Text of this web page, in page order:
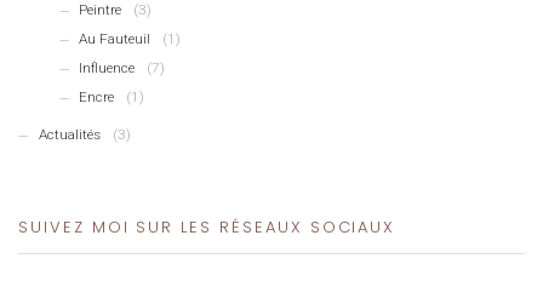
Peintre
(3)
Au Fauteuil
(1)
Influence
(7)
Encre
(1)
Actualités (3)
SUIVEZ MOI SUR LES RÉSEAUX SOCIAUX